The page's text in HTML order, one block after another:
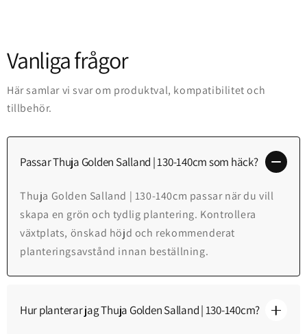
Vanliga frågor
Här samlar vi svar om produktval, kompatibilitet och
tillbehör.
Passar Thuja Golden Salland | 130-140cm som häck?
Thuja Golden Salland | 130-140cm passar när du vill
skapa en grön och tydlig plantering. Kontrollera
växtplats, önskad höjd och rekommenderat
planteringsavstånd innan beställning.
Hur planterar jag Thuja Golden Salland | 130-140cm?